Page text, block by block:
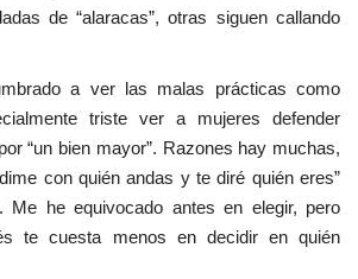
de “alaracas”, otras siguen callando
a ver las malas prácticas como
triste ver a mujeres defender
“un bien mayor”. Razones hay muchas,
con quién andas y te diré quién eres”
Me he equivocado antes en elegir, pero
te cuesta menos en decidir en quién